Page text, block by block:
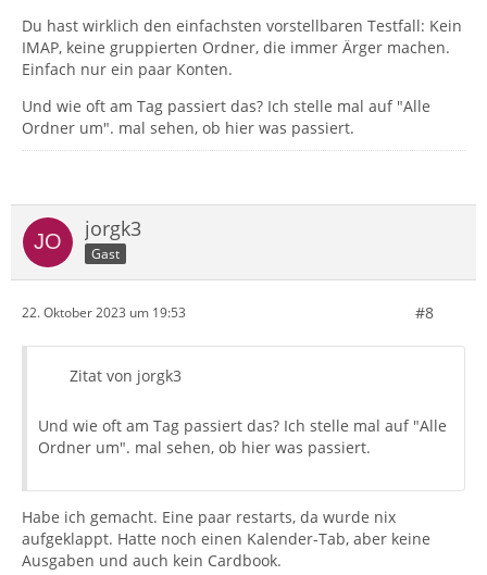
Du hast wirklich den einfachsten vorstellbaren Testfall: Kein
IMAP, keine gruppierten Ordner, die immer Ärger machen.
Einfach nur ein paar Konten.
Und wie oft am Tag passiert das? Ich stelle mal auf "Alle
Ordner um". mal sehen, ob hier was passiert.
jorgk3
Gast
22. Oktober 2023 um 19:53 #8
Zitat von jorgk3
Und wie oft am Tag passiert das? Ich stelle mal auf "Alle
Ordner um". mal sehen, ob hier was passiert.
Habe ich gemacht. Eine paar restarts, da wurde nix
aufgeklappt. Hatte noch einen Kalender-Tab, aber keine
Ausgaben und auch kein Cardbook.